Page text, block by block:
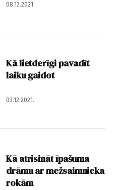
08.12.2021.
Kā lietderīgi pavadīt
laiku gaidot
03.12.2021.
Kā atrisināt īpašuma
drāmu ar mežsaimnieka
rokām